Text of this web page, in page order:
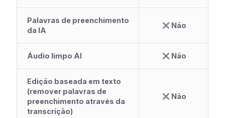
Palavras de preenchimento
da IA
Não
Áudio limpo AI Não
Edição baseada em texto
(remover palavras de
preenchimento através da
transcrição)
Não